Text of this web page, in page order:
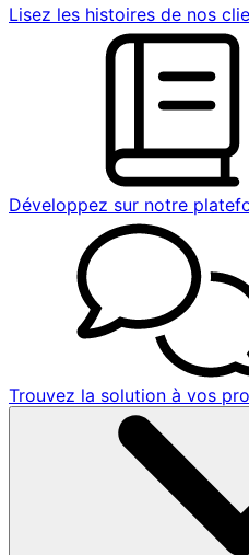
Lisez les histoires de nos
Développez sur notre
Trouvez la solution à vos